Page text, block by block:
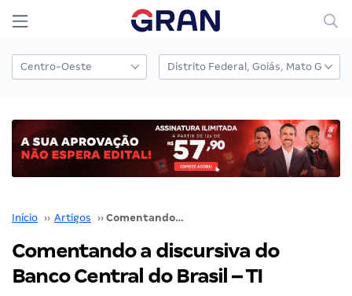
Início ›› Artigos ›› Comentando a discursiva do Banco Central do Brasil – TI
Comentando a discursiva do
Banco Central do Brasil – TI